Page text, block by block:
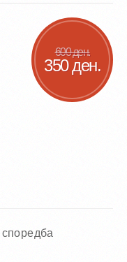
600 ден.
350 ден.